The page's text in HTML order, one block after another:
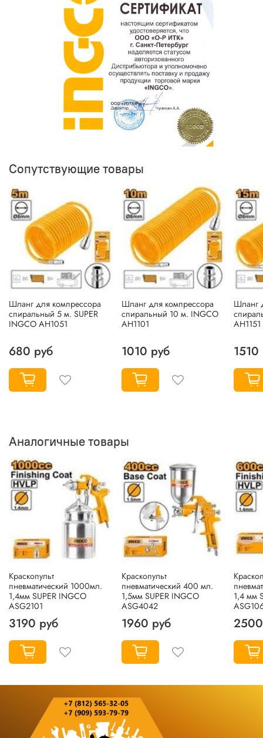
Сопутствующие товары
Шланг для компрессора
спиральный 5 м. SUPER
INGCO AH1051
680 руб
Шланг для компрессора
спиральный 10 м. INGCO
AH1101
1010 руб
Шланг
AH1151
1510
Аналогичные товары
Краскопульт
пневматический 1000мл.
1,4мм SUPER INGCO
ASG2101
3190 руб
Краскопульт
пневматический 400 мл.
1,5мм SUPER INGCO
ASG4042
1960 руб
1,4 мм